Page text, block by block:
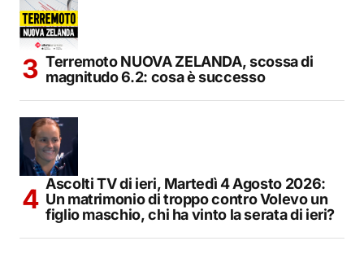
Terremoto NUOVA ZELANDA, scossa di
magnitudo 6.2: cosa è successo
Ascolti TV di ieri, Martedì 4 Agosto 2026:
Un matrimonio di troppo contro Volevo un
figlio maschio, chi ha vinto la serata di ieri?